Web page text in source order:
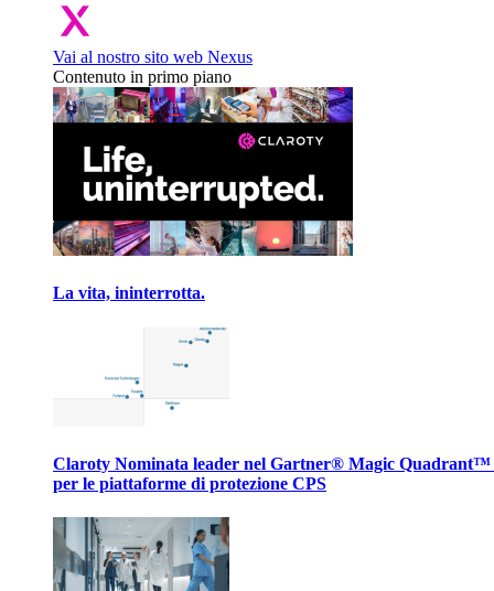
Vai al nostro sito web Nexus
Contenuto in primo piano
La vita, ininterrotta.
Claroty Nominata leader nel Gartner® Magic Quadrant™
per le piattaforme di protezione CPS